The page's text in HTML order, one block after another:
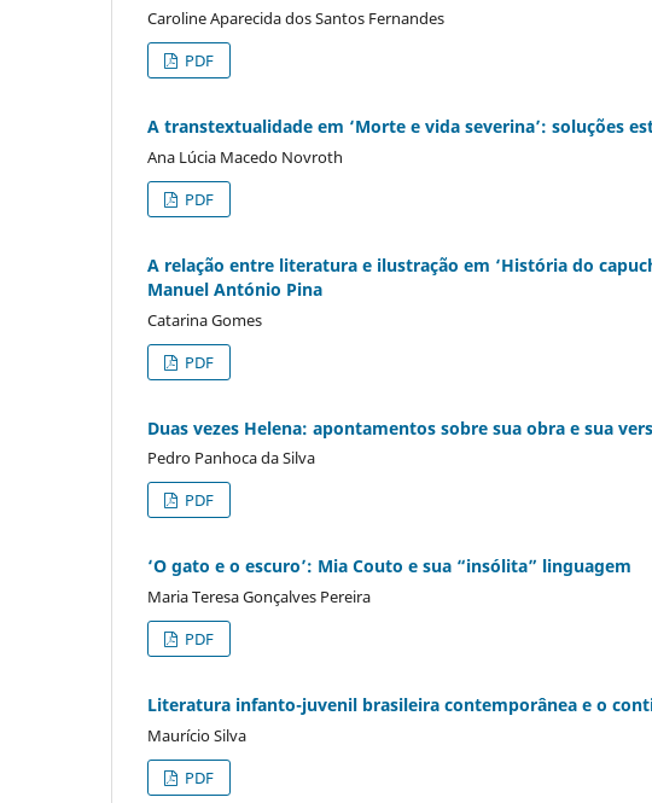
Caroline Aparecida dos Santos Fernandes
PDF
A transtextualidade em ‘Morte e vida severina’: soluções
Ana Lúcia Macedo Novroth
PDF
A relação entre literatura e ilustração em ‘História do
Manuel António Pina
Catarina Gomes
PDF
Duas vezes Helena: apontamentos sobre sua obra e sua
Pedro Panhoca da Silva
PDF
‘O gato e o escuro’: Mia Couto e sua “insólita” linguagem
Maria Teresa Gonçalves Pereira
PDF
Literatura infanto-juvenil brasileira contemporânea e o
Maurício Silva
PDF